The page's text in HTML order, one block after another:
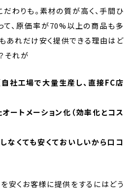
わりも。素材の質が高く、手間ひ
て、原価率が70%以上の商品も多
あれだけ安く提供できる理由はど
それが
自社工場で大量生産し、直接FC店
ートメーション化（効率化とコス
なくても安くておいしいから口コ
を安くお客様に提供をするにはどう